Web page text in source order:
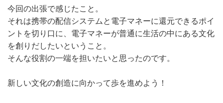
今回の出張で感じたこと。
それは携帯の配信システムと電子マネーに還元できるポイ
ントを切り口に、電子マネーが普通に生活の中にある文化
を創りだしたいということ。
そんな役割の一端を担いたいと思ったのです。
新しい文化の創造に向かって歩を進めよう！